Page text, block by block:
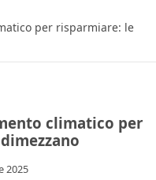
per risparmiare: le
climatico per
2025